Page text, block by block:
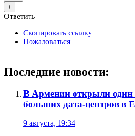
+
Ответить
Скопировать ссылку
Пожаловаться
Последние новости:
В Армении открыли один
больших дата-центров в
9 августа, 19:34